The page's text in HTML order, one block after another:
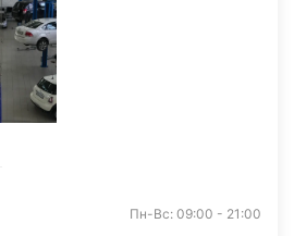
Пн-Вс: 09:00 - 21:00